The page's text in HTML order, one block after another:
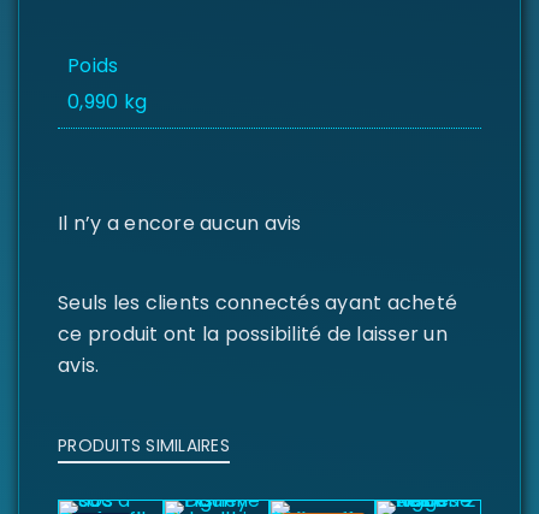
Poids
0,990 kg
Il n’y a encore aucun avis
Seuls les clients connectés ayant acheté
ce produit ont la possibilité de laisser un
avis.
PRODUITS SIMILAIRES